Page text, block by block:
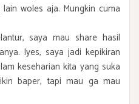
woles aja. Mungkin cuma
saya mau share hasil
Iyes, saya jadi kepikiran
keseharian kita yang suka
baper, tapi mau ga mau